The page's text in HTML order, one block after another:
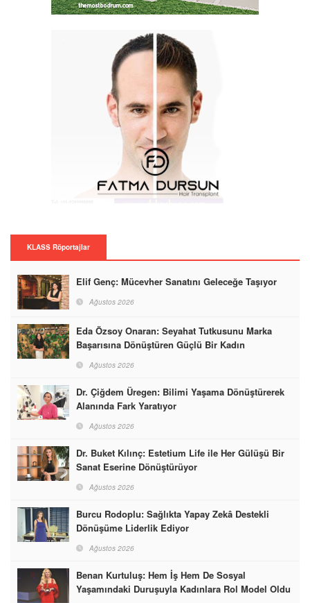
KLASS Röportajlar
Elif Genç: Mücevher Sanatını Geleceğe Taşıyor
Ağustos 2026
Eda Özsoy Onaran: Seyahat Tutkusunu Marka
Başarısına Dönüştüren Güçlü Bir Kadın
Ağustos 2026
Dr. Çiğdem Üregen: Bilimi Yaşama Dönüştürerek
Alanında Fark Yaratıyor
Ağustos 2026
Dr. Buket Kılınç: Estetium Life ile Her Gülüşü Bir
Sanat Eserine Dönüştürüyor
Ağustos 2026
Burcu Rodoplu: Sağlıkta Yapay Zekâ Destekli
Dönüşüme Liderlik Ediyor
Ağustos 2026
Benan Kurtuluş: Hem İş Hem De Sosyal
Yaşamındaki Duruşuyla Kadınlara Rol Model Oldu